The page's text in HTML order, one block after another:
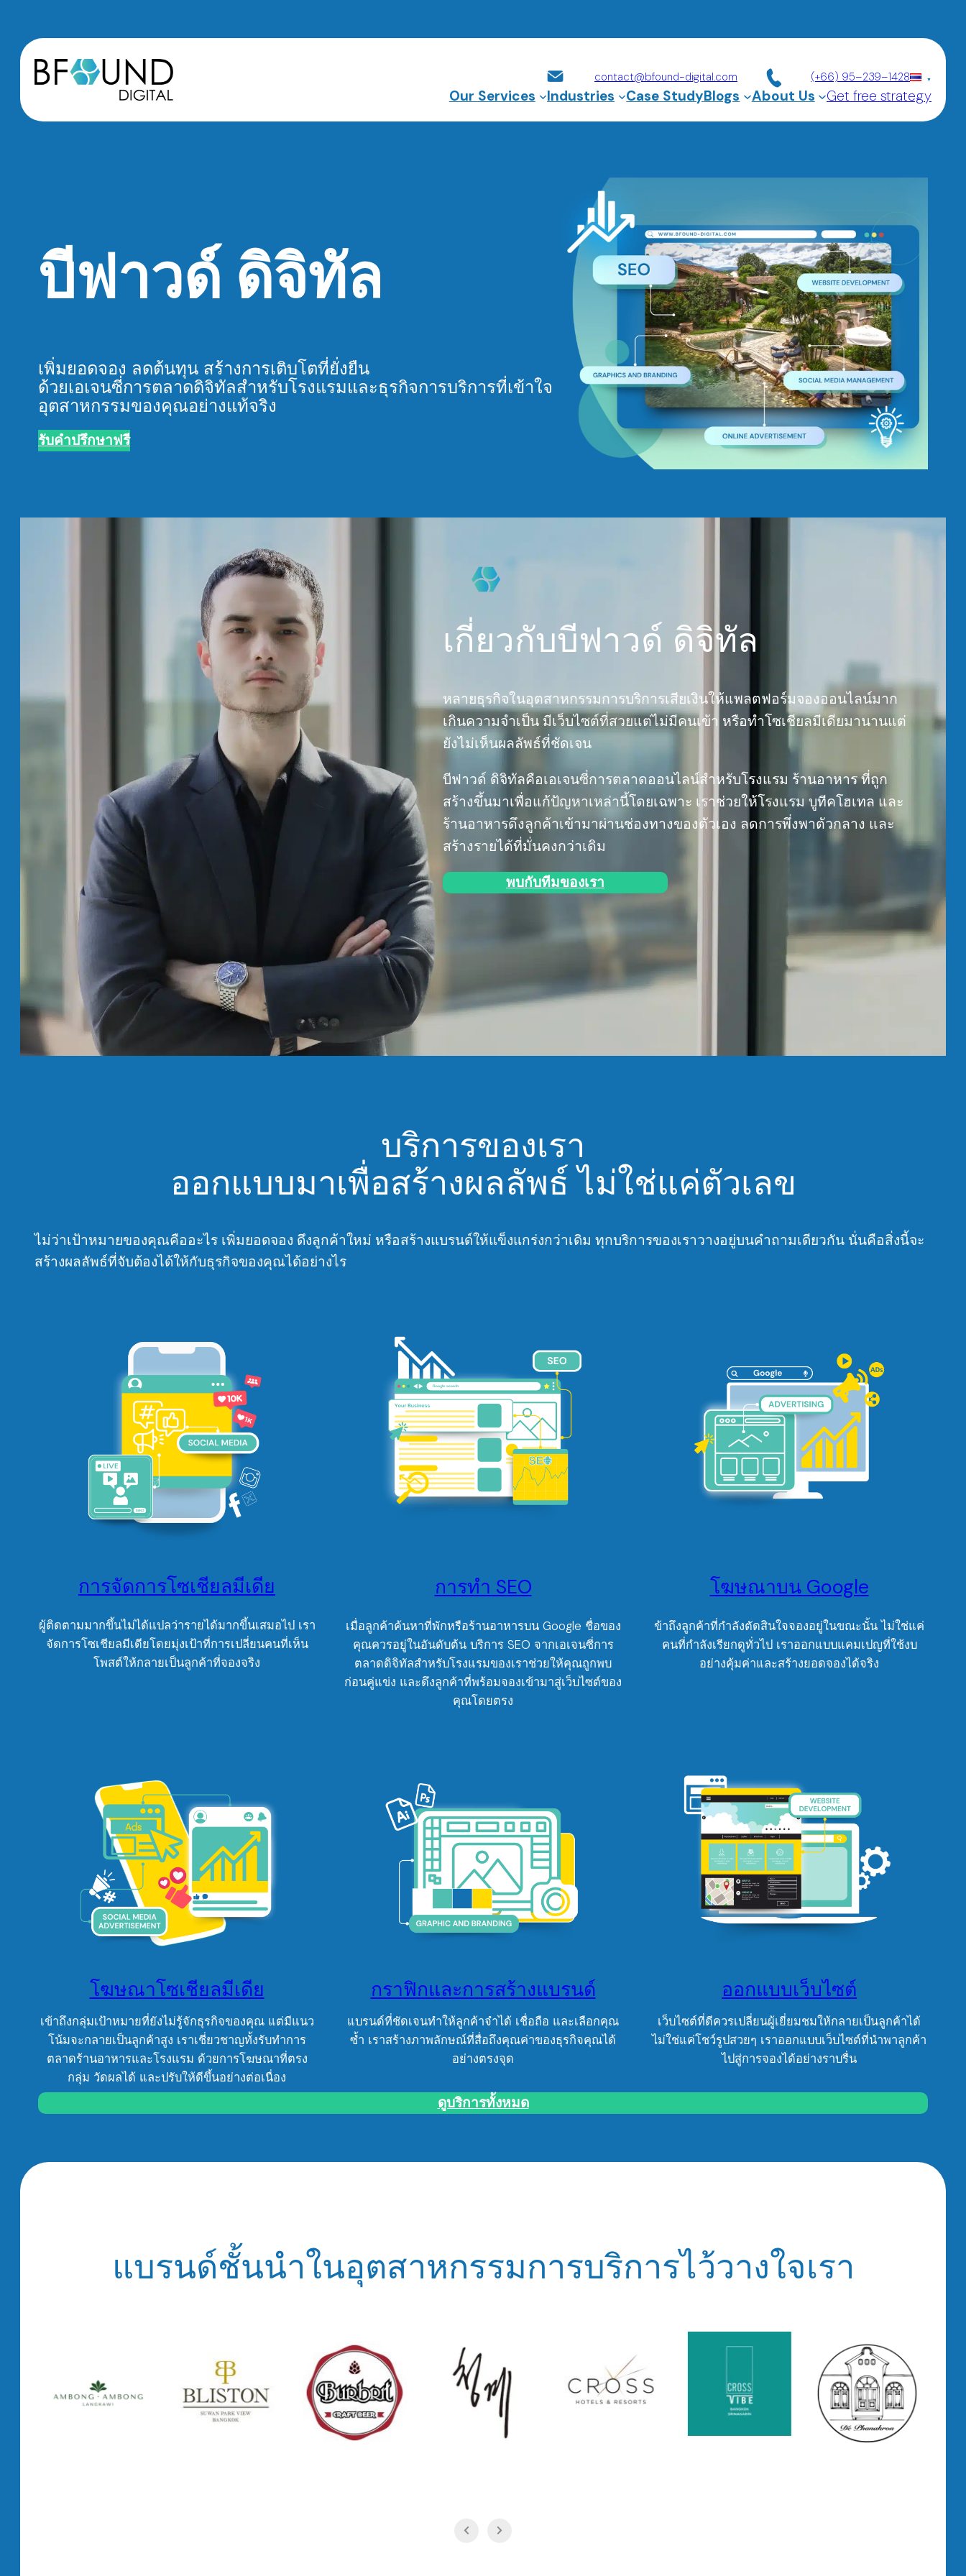
contact@bfound-digital.com (+66) 95–239–1428
Our Services Industries Case StudyBlogs About Us Get free strategy
บีฟาวด์ ดิจิทัล
เพิ่มยอดจอง ลดต้นทุน สร้างการเติบโตที่ยั่งยืน
ด้วยเอเจนซี่การตลาดดิจิทัลสำหรับโรงแรมและธุรกิจการบริการที่เข้าใจ
อุตสาหกรรมของคุณอย่างแท้จริง
รับคำปรึกษาฟรี
เกี่ยวกับบีฟาวด์ ดิจิทัล
หลายธุรกิจในอุตสาหกรรมการบริการเสียเงินให้แพลตฟอร์มจองออนไลน์มาก
เกินความจำเป็น มีเว็บไซต์ที่สวยแต่ไม่มีคนเข้า หรือทำโซเชียลมีเดียมานานแต่
ยังไม่เห็นผลลัพธ์ที่ชัดเจน
บีฟาวด์ ดิจิทัลคือเอเจนซี่การตลาดออนไลน์สำหรับโรงแรม ร้านอาหาร ที่ถูก
สร้างขึ้นมาเพื่อแก้ปัญหาเหล่านี้โดยเฉพาะ เราช่วยให้โรงแรม บูทีคโฮเทล และ
ร้านอาหารดึงลูกค้าเข้ามาผ่านช่องทางของตัวเอง ลดการพึ่งพาตัวกลาง และ
สร้างรายได้ที่มั่นคงกว่าเดิม
พบกับทีมของเรา
บริการของเรา
ออกแบบมาเพื่อสร้างผลลัพธ์ ไม่ใช่แค่ตัวเลข
ไม่ว่าเป้าหมายของคุณคืออะไร เพิ่มยอดจอง ดึงลูกค้าใหม่ หรือสร้างแบรนด์ให้แข็งแกร่งกว่าเดิม ทุกบริการของเราวางอยู่บนคำถามเดียวกัน นั่นคือสิ่งนี้จะ
สร้างผลลัพธ์ที่จับต้องได้ให้กับธุรกิจของคุณได้อย่างไร
การจัดการโซเชียลมีเดีย
ผู้ติดตามมากขึ้นไม่ได้แปลว่ารายได้มากขึ้นเสมอไป เรา
จัดการโซเชียลมีเดียโดยมุ่งเป้าที่การเปลี่ยนคนที่เห็น
โพสต์ให้กลายเป็นลูกค้าที่จองจริง
การทำ SEO
เมื่อลูกค้าค้นหาที่พักหรือร้านอาหารบน Google ชื่อของ
คุณควรอยู่ในอันดับต้น บริการ SEO จากเอเจนซี่การ
ตลาดดิจิทัลสำหรับโรงแรมของเราช่วยให้คุณถูกพบ
ก่อนคู่แข่ง และดึงลูกค้าที่พร้อมจองเข้ามาสู่เว็บไซต์ของ
คุณโดยตรง
โฆษณาบน Google
ข้าถึงลูกค้าที่กำลังตัดสินใจจองอยู่ในขณะนั้น ไม่ใช่แค่
คนที่กำลังเรียกดูทั่วไป เราออกแบบแคมเปญที่ใช้งบ
อย่างคุ้มค่าและสร้างยอดจองได้จริง
โฆษณาโซเชียลมีเดีย
เข้าถึงกลุ่มเป้าหมายที่ยังไม่รู้จักธุรกิจของคุณ แต่มีแนว
โน้มจะกลายเป็นลูกค้าสูง เราเชี่ยวชาญทั้งรับทำการ
ตลาดร้านอาหารและโรงแรม ด้วยการโฆษณาที่ตรง
กลุ่ม วัดผลได้ และปรับให้ดีขึ้นอย่างต่อเนื่อง
กราฟิกและการสร้างแบรนด์
แบรนด์ที่ชัดเจนทำให้ลูกค้าจำได้ เชื่อถือ และเลือกคุณ
ซ้ำ เราสร้างภาพลักษณ์ที่สื่อถึงคุณค่าของธุรกิจคุณได้
อย่างตรงจุด
ออกแบบเว็บไซต์
เว็บไซต์ที่ดีควรเปลี่ยนผู้เยี่ยมชมให้กลายเป็นลูกค้าได้
ไม่ใช่แค่โชว์รูปสวยๆ เราออกแบบเว็บไซต์ที่นำพาลูกค้า
ไปสู่การจองได้อย่างราบรื่น
ดูบริการทั้งหมด
แบรนด์ชั้นนำในอุตสาหกรรมการบริการไว้วางใจเรา